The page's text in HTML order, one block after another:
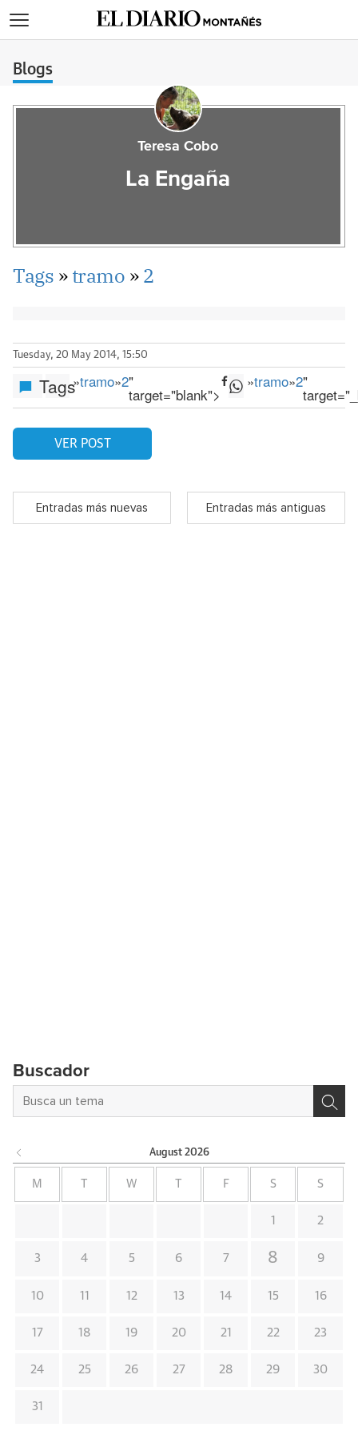
Blogs
Teresa Cobo
La Engaña
Tags »tramo »2
Tuesday, 20 May 2014, 15:50
Tags»tramo»2"
target="blank">
»tramo»2"
VER POST
Entradas más nuevas Entradas más antiguas
Buscador
August 2026
M W F S S
1 2
3 4 5 6 7 8 9
10 11 12 13 14 15 16
17 18 19 20 21 22 23
24 25 26 27 28 29 30
31